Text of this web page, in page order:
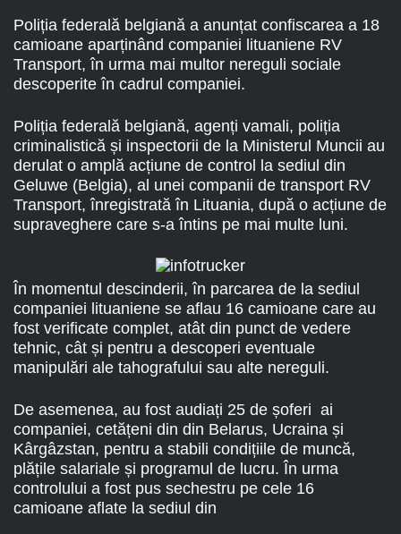
Poliția federală belgiană a anunțat confiscarea a 18
camioane aparținând companiei lituaniene RV
Transport, în urma mai multor nereguli sociale
descoperite în cadrul companiei.
Poliția federală belgiană, agenți vamali, poliția
criminalistică și inspectorii de la Ministerul Muncii au
derulat o amplă acțiune de control la sediul din
Geluwe (Belgia), al unei companii de transport RV
Transport, înregistrată în Lituania, după o acțiune de
supraveghere care s-a întins pe mai multe luni.
În momentul descinderii, în parcarea de la sediul
companiei lituaniene se aflau 16 camioane care au
fost verificate complet, atât din punct de vedere
tehnic, cât și pentru a descoperi eventuale
manipulări ale tahografului sau alte nereguli.
De asemenea, au fost audiați 25 de șoferi ai
companiei, cetățeni din din Belarus, Ucraina și
Kârgâzstan, pentru a stabili condițiile de muncă,
plățile salariale și programul de lucru. În urma
controlului a fost pus sechestru pe cele 16
camioane aflate la sediul din